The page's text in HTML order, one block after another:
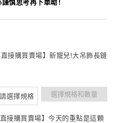
慎思考再下單呦!
接購買賣場】新寵兒!大吊飾長鏈
選擇規格和數量
接購買賣場】今天的重點是這顆